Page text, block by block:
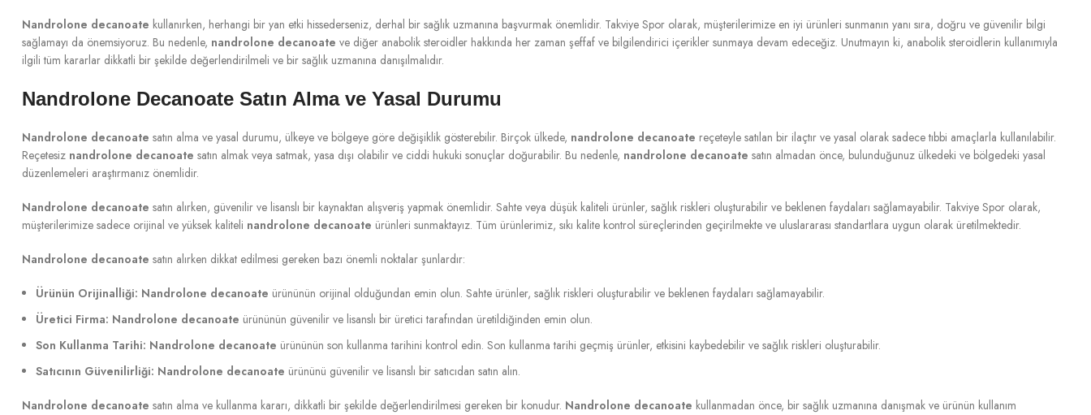
Nandrolone decanoate kullanırken, herhangi bir yan etki hissederseniz, derhal bir sağlık uzmanına başvurmak önemlidir. Takviye Spor olarak, müşterilerimize en iyi ürünleri sunmanın yanı sıra, doğru ve güvenilir bilgi
sağlamayı da önemsiyoruz. Bu nedenle, nandrolone decanoate ve diğer anabolik steroidler hakkında her zaman şeffaf ve bilgilendirici içerikler sunmaya devam edeceğiz. Unutmayın ki, anabolik steroidlerin kullanımıyla
ilgili tüm kararlar dikkatli bir şekilde değerlendirilmeli ve bir sağlık uzmanına danışılmalıdır.
Nandrolone Decanoate Satın Alma ve Yasal Durumu
Nandrolone decanoate satın alma ve yasal durumu, ülkeye ve bölgeye göre değişiklik gösterebilir. Birçok ülkede, nandrolone decanoate reçeteyle satılan bir ilaçtır ve yasal olarak sadece tıbbi amaçlarla kullanılabilir.
Reçetesiz nandrolone decanoate satın almak veya satmak, yasa dışı olabilir ve ciddi hukuki sonuçlar doğurabilir. Bu nedenle, nandrolone decanoate satın almadan önce, bulunduğunuz ülkedeki ve bölgedeki yasal
düzenlemeleri araştırmanız önemlidir.
Nandrolone decanoate satın alırken, güvenilir ve lisanslı bir kaynaktan alışveriş yapmak önemlidir. Sahte veya düşük kaliteli ürünler, sağlık riskleri oluşturabilir ve beklenen faydaları sağlamayabilir. Takviye Spor olarak,
müşterilerimize sadece orijinal ve yüksek kaliteli nandrolone decanoate ürünleri sunmaktayız. Tüm ürünlerimiz, sıkı kalite kontrol süreçlerinden geçirilmekte ve uluslararası standartlara uygun olarak üretilmektedir.
Nandrolone decanoate satın alırken dikkat edilmesi gereken bazı önemli noktalar şunlardır:
Ürünün Orijinalliği: Nandrolone decanoate ürününün orijinal olduğundan emin olun. Sahte ürünler, sağlık riskleri oluşturabilir ve beklenen faydaları sağlamayabilir.
Üretici Firma: Nandrolone decanoate ürününün güvenilir ve lisanslı bir üretici tarafından üretildiğinden emin olun.
Son Kullanma Tarihi: Nandrolone decanoate ürününün son kullanma tarihini kontrol edin. Son kullanma tarihi geçmiş ürünler, etkisini kaybedebilir ve sağlık riskleri oluşturabilir.
Satıcının Güvenilirliği: Nandrolone decanoate ürününü güvenilir ve lisanslı bir satıcıdan satın alın.
Nandrolone decanoate satın alma ve kullanma kararı, dikkatli bir şekilde değerlendirilmesi gereken bir konudur. Nandrolone decanoate kullanmadan önce, bir sağlık uzmanına danışmak ve ürünün kullanım